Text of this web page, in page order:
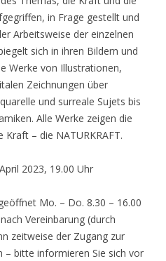
in Frage gestellt und
Arbeitsweise der einzelnen
sich in ihren Bildern und
Werke von Illustrationen,
Zeichnungen über
und surreale Sujets bis
Alle Werke zeigen die
– die NATURKRAFT.
2023, 19.00 Uhr
Mo. – Do. 8.30 – 16.00
Vereinbarung (durch
zeitweise der Zugang zur
– bitte informieren Sie sich vor